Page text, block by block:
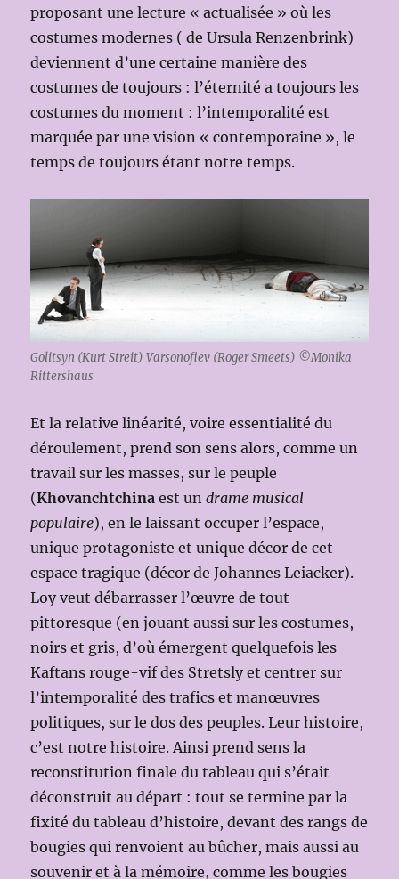
proposant une lecture « actualisée » où les
costumes modernes ( de Ursula Renzenbrink)
deviennent d’une certaine manière des
costumes de toujours : l’éternité a toujours les
costumes du moment : l’intemporalité est
marquée par une vision « contemporaine », le
temps de toujours étant notre temps.
Golitsyn (Kurt Streit) Varsonofiev (Roger Smeets) ©Monika
Rittershaus
Et la relative linéarité, voire essentialité du
déroulement, prend son sens alors, comme un
travail sur les masses, sur le peuple
(Khovanchtchina est undrame musical
populaire), en le laissant occuper l’espace,
unique protagoniste et unique décor de cet
espace tragique (décor de Johannes Leiacker).
Loy veut débarrasser l’œuvre de tout
pittoresque (en jouant aussi sur les costumes,
noirs et gris, d’où émergent quelquefois les
Kaftans rouge-vif des Stretsly et centrer sur
l’intemporalité des trafics et manœuvres
politiques, sur le dos des peuples. Leur histoire,
c’est notre histoire. Ainsi prend sens la
reconstitution finale du tableau qui s’était
déconstruit au départ : tout se termine par la
fixité du tableau d’histoire, devant des rangs de
bougies qui renvoient au bûcher, mais aussi au
souvenir et à la mémoire, comme les bougies